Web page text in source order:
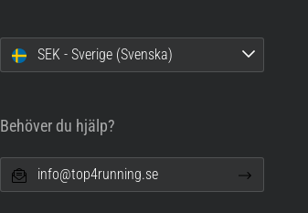
SEK - Sverige (Svenska)
Behöver du hjälp?
info@top4running.se